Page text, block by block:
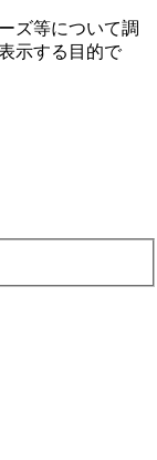
ズ等について調
⽰する⽬的で